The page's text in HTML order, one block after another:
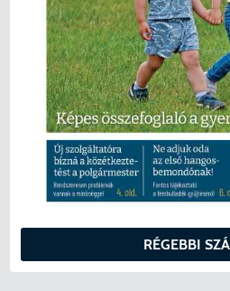
RÉGEBBI